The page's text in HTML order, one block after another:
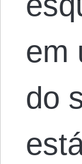
em
do